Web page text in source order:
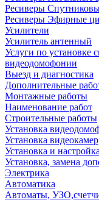
Ресиверы
Ресиверы Эфирные
Усилители
Усилитель антенный
Услуги по установке
видеодомофонии
Выезд и диагностика
Дополнительные
Монтажные работы
Наименование работ
Строительные работы
Установка
Установка видеокамер
Установка и
Установка, замена
Электрика
Автоматика
Автоматы,